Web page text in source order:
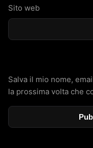
Sito web
Salva il mio nome,
la prossima volta che